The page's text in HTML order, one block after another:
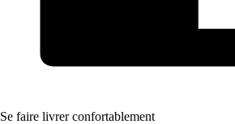
Se faire livrer confortablement